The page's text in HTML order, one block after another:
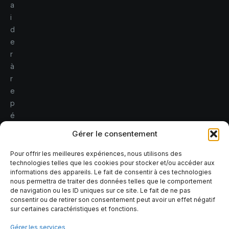
Gérer le consentement
Pour offrir les meilleures expériences, nous utilisons des
technologies telles que les cookies pour stocker et/ou accéder aux
informations des appareils. Le fait de consentir à ces technologies
nous permettra de traiter des données telles que le comportement
de navigation ou les ID uniques sur ce site. Le fait de ne pas
consentir ou de retirer son consentement peut avoir un effet négatif
sur certaines caractéristiques et fonctions.
Gérer les services
a
i
d
e
r
à
r
e
p
é
r
l
e
s
r
i
s